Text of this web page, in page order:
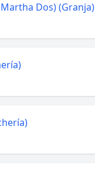
Dos) (Granja)